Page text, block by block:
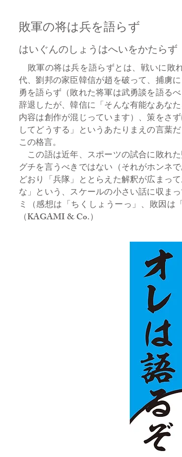
敗軍の将は兵を語らず
はいぐんのしょうはへいをかたらず
敗軍の将は兵を語らずとは、戦いに敗
代、劉邦の家臣韓信が趙を破って、捕虜
勇を語らず（敗れた将軍は武勇談を語る
辞退したが、韓信に「そんな有能なあな
内容は創作が混じっています）、策をさ
してどうする」というあたりまえの言葉
この格言。
この語は近年、スポーツの試合に敗れ
グチを言うべきではない（それがホンネ
どおり「兵隊」ととらえた解釈が広まっ
な」という、スケールの小さい話に収ま
ミ（感想は「ちくしょうーっ」、敗因は
（KAGAMI & Co.）